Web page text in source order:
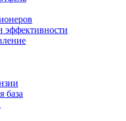
эффективности
база